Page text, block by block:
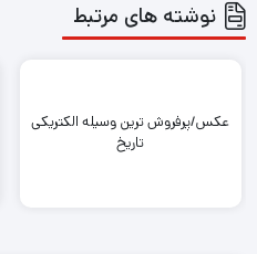
نوشته های مرتبط
عکس/پرفروش ترین وسیله الکتریکی
تاریخ